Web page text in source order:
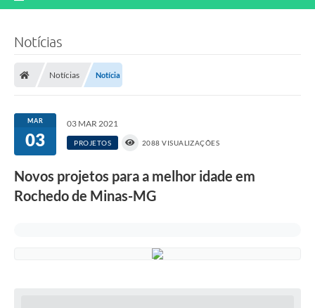
Notícias
Notícias Notícia
MAR
03
03 MAR 2021
PROJETOS 2088 VISUALIZAÇÕES
Novos projetos para a melhor idade em
Rochedo de Minas-MG